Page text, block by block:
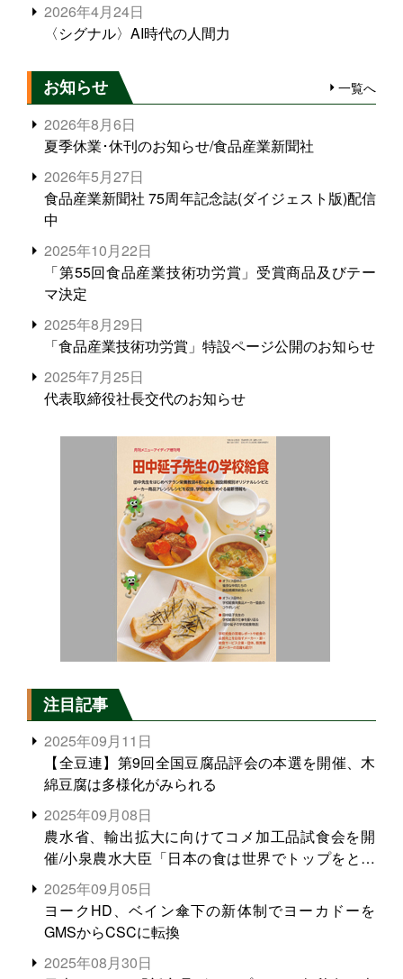
2026年4月24日
〈シグナル〉AI時代の人間力
お知らせ 一覧へ
2026年8月6日
夏季休業･休刊のお知らせ/食品産業新聞社
2026年5月27日
食品産業新聞社 75周年記念誌(ダイジェスト版)配信
中
2025年10月22日
「第55回食品産業技術功労賞」受賞商品及びテー
マ決定
2025年8月29日
「食品産業技術功労賞」特設ページ公開のお知らせ
2025年7月25日
代表取締役社長交代のお知らせ
注目記事
2025年09月11日
【全豆連】第9回全国豆腐品評会の本選を開催、木
綿豆腐は多様化がみられる
2025年09月08日
農水省、輸出拡大に向けてコメ加工品試食会を開
催/小泉農水大臣「日本の食は世界でトップをとれ
る。米増産に向けて、米輸出需要の拡大を」
2025年09月05日
ヨークHD、ベイン傘下の新体制でヨーカドーを
GMSからCSCに転換
2025年08月30日